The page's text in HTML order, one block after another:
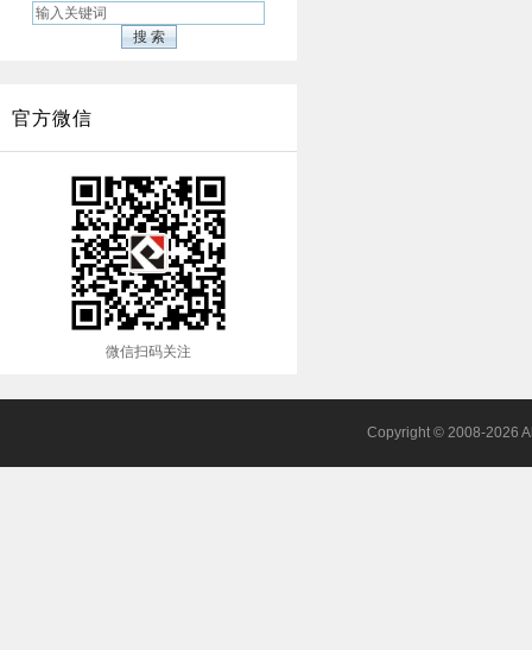
官方微信
微信扫码关注
Copyright © 2008-2026